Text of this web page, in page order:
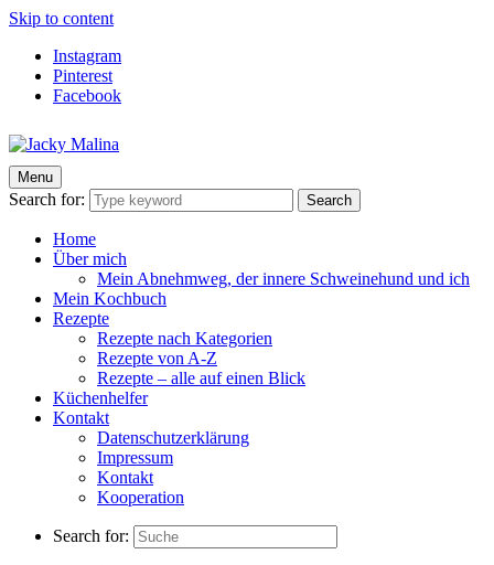
Skip to content
Instagram
Pinterest
Facebook
Jacky Malina
Der Food Blog mit einfachen und schnellen Rezepten
Menu
Search for: Search
Home
Über mich
Mein Abnehmweg, der innere Schweinehund und ich
Mein Kochbuch
Rezepte
Rezepte nach Kategorien
Rezepte von A-Z
Rezepte – alle auf einen Blick
Küchenhelfer
Kontakt
Datenschutzerklärung
Impressum
Kontakt
Kooperation
Search for: